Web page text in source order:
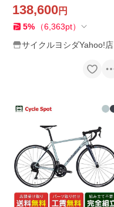
グラベルロードバイク
138,600円
5% （6,363pt）
サイクルヨシダYahoo!店